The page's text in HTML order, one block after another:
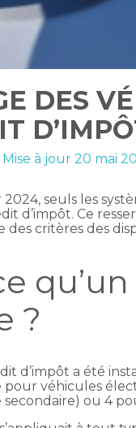
DES
Mise à jour 20 mai
2024, seuls les
d’impôt. Ce
critères des
?
d’impôt a été
pour véhicules
ou 4